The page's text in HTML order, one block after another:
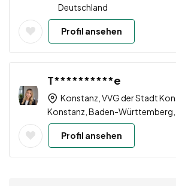
Deutschland
Profil ansehen
T**********e
Konstanz, VVG der Stadt
Konstanz, Baden-
Profil ansehen